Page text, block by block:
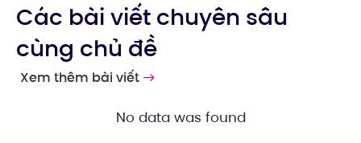
Các bài viết chuyên sâu
cùng chủ đề
Xem thêm bài viết
No data was found